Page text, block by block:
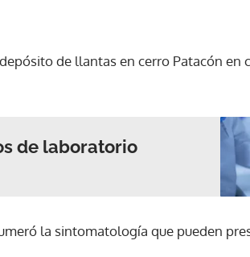
de llantas en cerro Patacón en
de laboratorio
la sintomatología que pueden